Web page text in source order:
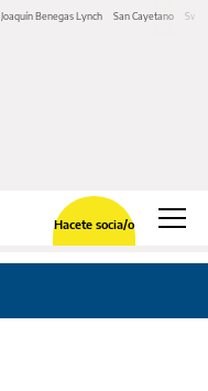
Joaquín Benegas Lynch San Cayetano
Hacete socia/o